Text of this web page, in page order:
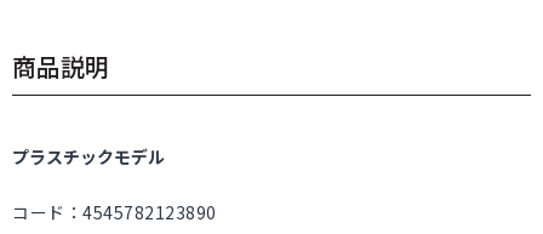
商品説明
プラスチックモデル
コード：4545782123890